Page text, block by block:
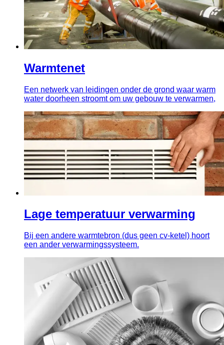
Warmtenet
Een netwerk van leidingen onder de grond waar warm
water doorheen stroomt om uw gebouw te verwarmen,
Lage temperatuur verwarming
Bij een andere warmtebron (dus geen cv-ketel) hoort
een ander verwarmingssysteem.